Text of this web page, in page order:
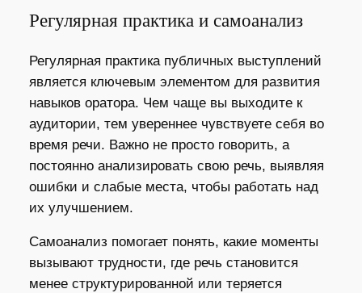
Регулярная практика и самоанализ
Регулярная практика публичных выступлений
является ключевым элементом для развития
навыков оратора. Чем чаще вы выходите к
аудитории, тем увереннее чувствуете себя во
время речи. Важно не просто говорить, а
постоянно анализировать свою речь, выявляя
ошибки и слабые места, чтобы работать над
их улучшением.
Самоанализ помогает понять, какие моменты
вызывают трудности, где речь становится
менее структурированной или теряется